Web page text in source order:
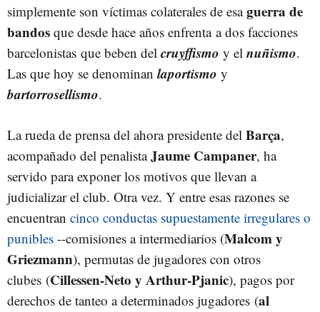
simplemente son víctimas colaterales de esaguerra de
bandos que desde hace años enfrenta a dos facciones
barcelonistas que beben del cruyffismo y el nuñismo.
Las que hoy se denominan laportismo y
bartorrosellismo.
La rueda de prensa del ahora presidente del Barça,
acompañado del penalistaJaume Campaner, ha
servido para exponer los motivos que llevan a
judicializar el club. Otra vez. Y entre esas razones se
encuentran cinco conductas supuestamente irregulares o
punibles --comisiones a intermediarios (Malcom y
Griezmann), permutas de jugadores con otros
clubes (Cillessen-Neto y Arthur-Pjanic), pagos por
derechos de tanteo a determinados jugadores (al